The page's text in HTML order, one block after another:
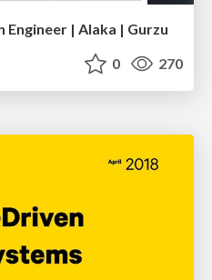
| Alaka | Gurzu
0 270